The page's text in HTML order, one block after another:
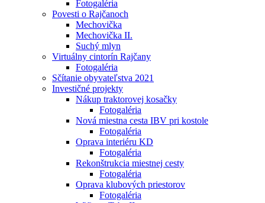
Fotogaléria
Povesti o Rajčanoch
Mechovička
Mechovička II.
Suchý mlyn
Virtuálny cintorín Rajčany
Fotogaléria
Sčítanie obyvateľstva 2021
Investičné projekty
Nákup traktorovej kosačky
Fotogaléria
Nová miestna cesta IBV pri kostole
Fotogaléria
Oprava interiéru KD
Fotogaléria
Rekonštrukcia miestnej cesty
Fotogaléria
Oprava klubových priestorov
Fotogaléria